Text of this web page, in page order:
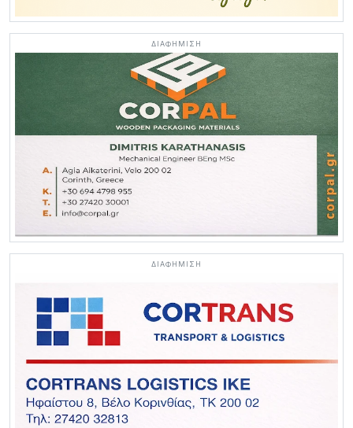
ΔΙΑΦΗΜΙΣΗ
ΔΙΑΦΗΜΙΣΗ